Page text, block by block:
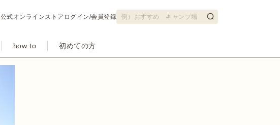
公式オンラインストア ログイン/会員登録
how to 初めての方